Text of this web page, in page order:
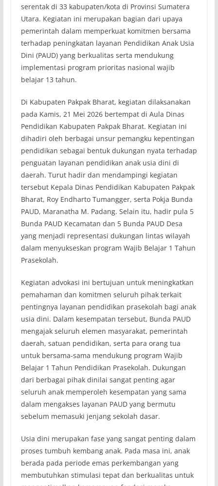
serentak di 33 kabupaten/kota di Provinsi Sumatera
Utara. Kegiatan ini merupakan bagian dari upaya
pemerintah dalam memperkuat komitmen bersama
terhadap peningkatan layanan Pendidikan Anak Usia
Dini (PAUD) yang berkualitas serta mendukung
implementasi program prioritas nasional wajib
belajar 13 tahun.
Di Kabupaten Pakpak Bharat, kegiatan dilaksanakan
pada Kamis, 21 Mei 2026 bertempat di Aula Dinas
Pendidikan Kabupaten Pakpak Bharat. Kegiatan ini
dihadiri oleh berbagai unsur pemangku kepentingan
pendidikan sebagai bentuk dukungan nyata terhadap
penguatan layanan pendidikan anak usia dini di
daerah. Turut hadir dan mendampingi kegiatan
tersebut Kepala Dinas Pendidikan Kabupaten Pakpak
Bharat, Roy Endharto Tumangger, serta Pokja Bunda
PAUD, Maranatha M. Padang. Selain itu, hadir pula 5
Bunda PAUD Kecamatan dan 5 Bunda PAUD Desa
yang menjadi representasi dukungan lintas wilayah
dalam menyukseskan program Wajib Belajar 1 Tahun
Prasekolah.
Kegiatan advokasi ini bertujuan untuk meningkatkan
pemahaman dan komitmen seluruh pihak terkait
pentingnya layanan pendidikan prasekolah bagi anak
usia dini. Dalam kesempatan tersebut, Bunda PAUD
mengajak seluruh elemen masyarakat, pemerintah
daerah, satuan pendidikan, serta para orang tua
untuk bersama-sama mendukung program Wajib
Belajar 1 Tahun Pendidikan Prasekolah. Dukungan
dari berbagai pihak dinilai sangat penting agar
seluruh anak memperoleh kesempatan yang sama
dalam mengakses layanan PAUD yang bermutu
sebelum memasuki jenjang sekolah dasar.
Usia dini merupakan fase yang sangat penting dalam
proses tumbuh kembang anak. Pada masa ini, anak
berada pada periode emas perkembangan yang
membutuhkan stimulasi tepat dan berkualitas untuk